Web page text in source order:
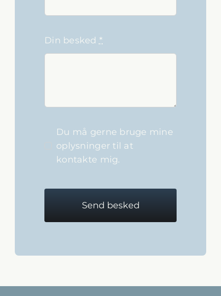
Din besked *
Du må gerne bruge mine
oplysninger til at
kontakte mig.
Send besked